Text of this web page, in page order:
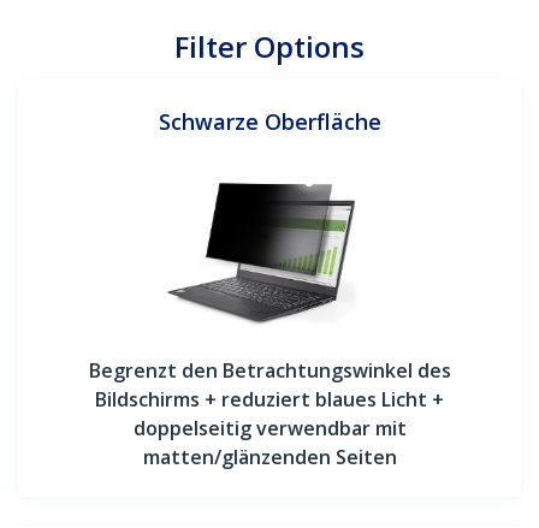
Filter Options
Schwarze Oberfläche
Begrenzt den Betrachtungswinkel des
Bildschirms + reduziert blaues Licht +
doppelseitig verwendbar mit
matten/glänzenden Seiten